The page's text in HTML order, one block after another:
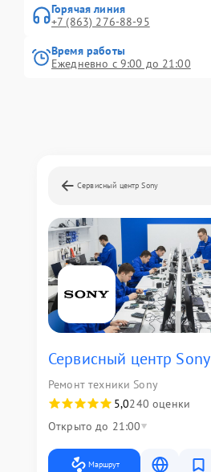
Горячая линия
+7 (863) 276-88-95
Время работы
Ежедневно с 9:00 до 21:00
Сервисный центр Sony
Сервисный центр Sony
Ремонт техники Sony
5,0240 оценки
Открыто до 21:00
Маршрут